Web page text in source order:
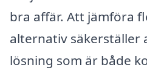
bra affär. Att jämföra
alternativ säkerställer
lösning som är både